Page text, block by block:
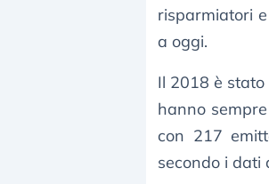
risparmiatori
a oggi.
Il 2018 è stato
hanno
con 217
secondo i dati